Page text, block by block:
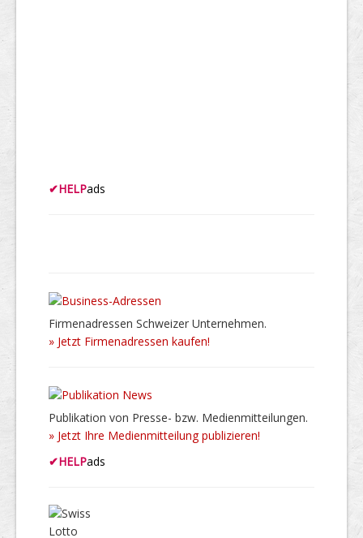
✔HELPads
Firmenadressen Schweizer Unternehmen.
» Jetzt Firmenadressen kaufen!
Publikation von Presse- bzw. Medienmitteilungen.
» Jetzt Ihre Medienmitteilung publizieren!
✔HELPads